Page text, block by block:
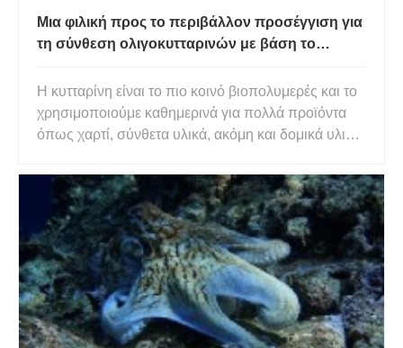
Μια φιλική προς το περιβάλλον προσέγγιση για
τη σύνθεση ολιγοκυτταρινών με βάση το
Η κυτταρίνη είναι το πιο κοινό βιοπολυμερές και το
χρησιμοποιούμε καθημερινά για πολλά προϊόντα
όπως χαρτί, σύνθετα υλικά, ακόμη και δομικά υλικά.
πολυμερές, που αποτελείται από εκατοντάδες έως
χιλιάδες μονάδες γλυκοζυλίου που συνδέονται
μέσω του γλυκοσ